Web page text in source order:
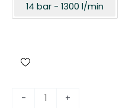
14 bar - 1300 l/min
- +